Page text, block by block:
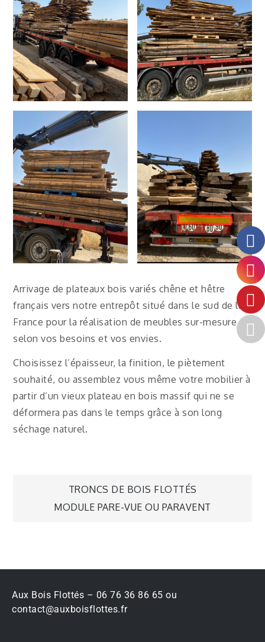
Arrivage de plateaux bois variés chêne et hêtre
français vers notre entrepôt situé dans le sud de la
France pour la réalisation de meubles sur-mesure
selon vos besoins et vos envies.
Choisissez l’épaisseur, la finition, le piètement
souhaité, ou assemblez vous même votre mobilier à
partir d’un vieux plateau en bois massif qui ne se
déformera pas dans le temps grâce à son long
séchage naturel.
TRONCS DE BOIS FLOTTÉS
MODULE PARE-VUE OU PARAVENT
Aux Bois Flottés – 06 76 36 86 65 ou
contact@auxboisflottes.fr